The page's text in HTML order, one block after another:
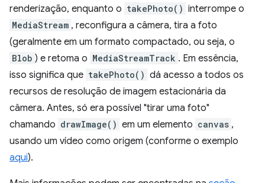
renderização, enquanto o takePhoto() interrompe o
MediaStream , reconfigura a câmera, tira a foto
(geralmente em um formato compactado, ou seja, o
Blob ) e retoma o MediaStreamTrack . Em essência,
isso significa que takePhoto() dá acesso a todos os
recursos de resolução de imagem estacionária da
câmera. Antes, só era possível "tirar uma foto"
chamando drawImage() em um elemento canvas ,
usando um vídeo como origem (conforme o exemplo
aqui).